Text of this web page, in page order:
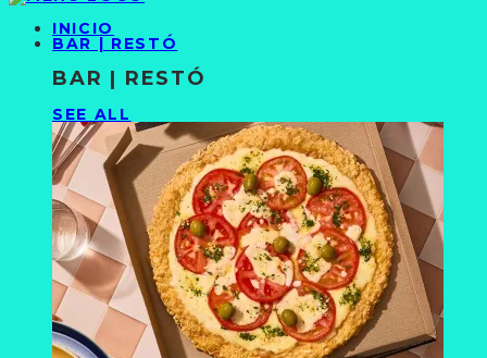
INICIO
BAR | RESTÓ
BAR | RESTÓ
SEE ALL